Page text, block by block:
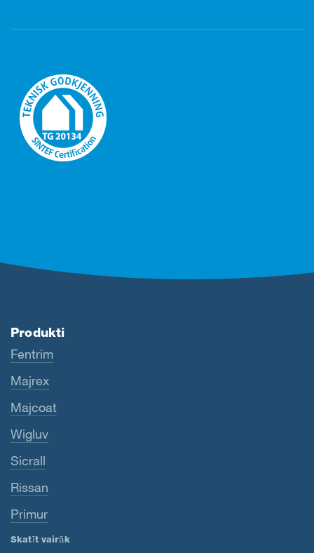
Produkti
Fentrim
Majrex
Majcoat
Wigluv
Sicrall
Rissan
Primur
Skatīt vairāk